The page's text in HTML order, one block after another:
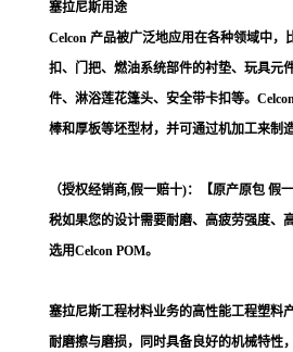
塞拉尼斯用途
Celcon 产品被广泛地应用在各种领域中，
扣、门把、燃油系统部件的衬垫、玩具元
件、淋浴莲花篷头、安全带卡扣等。
棒和厚板等坯型材，并可通过机加工来制
（授权经销商,假一赔十)：【原产原包 假
税如果您的设计需要耐磨、高疲劳强度、
选用Celcon POM。
塞拉尼斯工程材料业务的高性能工程塑料
耐磨擦与磨损，同时具备良好的机械特性